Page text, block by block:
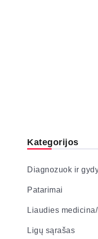
Kategorijos
Diagnozuok ir
Patarimai
Liaudies
Ligų sąrašas